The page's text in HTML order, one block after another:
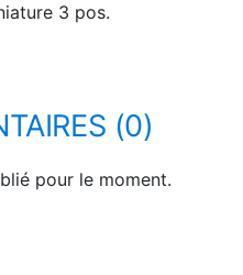
3 pos.
(0)
pour le moment.